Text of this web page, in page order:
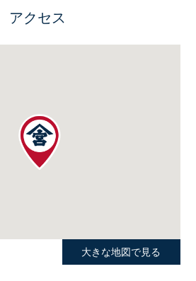
アクセス
大きな地図で見る